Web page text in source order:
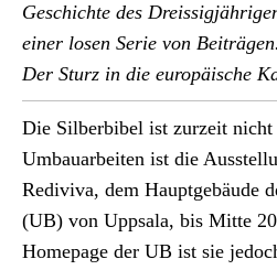
Geschichte des
ein­er losen Serie von
Der Sturz in die europäis­che
Die Sil­ber­bibel ist zurzeit nicht
Umbauar­beit­en ist die
Redi­vi­va, dem Haupt­ge­bäude
(UB) von Upp­sala, bis Mitte
Home­page der UB ist sie